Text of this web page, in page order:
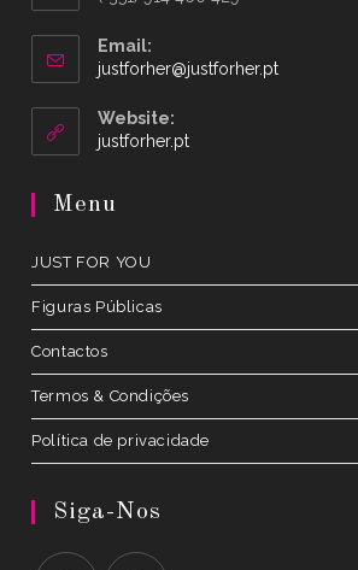
Email:
justforher@justforher.ptOpens
Website:
justforher.ptOpens
Menu
JUST FOR YOU
Figuras Públicas
Contactos
Termos & Condições
Política de privacidade
Siga-Nos